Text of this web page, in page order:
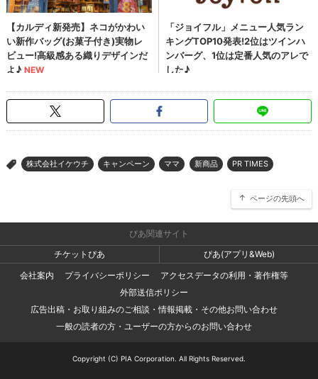
> 株式会社イケウチ キャンペーン ママ 新商品 PR TIMES
ページの先頭へ
ぴあ関連サイト
チケットぴあ
ぴあ(アプリ&Web)
会社案内
プライバシーポリシー
アクセスデータの利用・著作権等
外部送信ポリシー
広告出稿・お取り組みのご相談・情報掲載・その他お問い合わせ
一般の読者の方・ユーザーの方からのお問い合わせ
Copyright (C) PIA Corporation. All Rights Reserved.